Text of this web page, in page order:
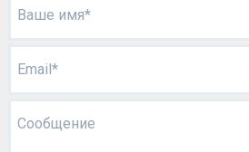
Ваше имя*
Email*
Сообщение